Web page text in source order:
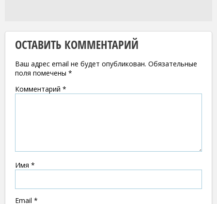
ОСТАВИТЬ КОММЕНТАРИЙ
Ваш адрес email не будет опубликован. Обязательные
поля помечены *
Комментарий *
Имя *
Email *